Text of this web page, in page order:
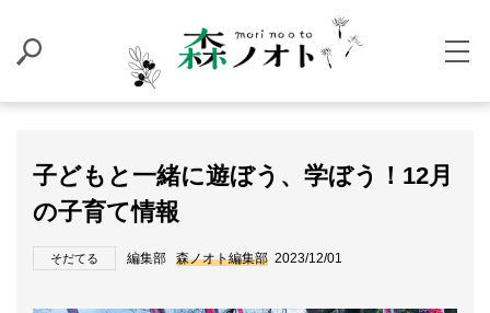
子どもと一緒に遊ぼう、学ぼう！12月
の子育て情報
そだてる 編集部 森ノオト編集部 2023/12/01